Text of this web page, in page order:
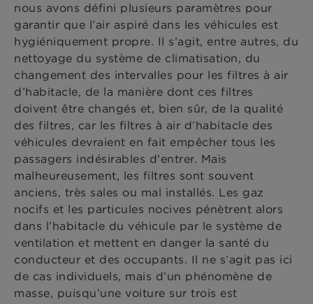
nous avons défini plusieurs paramètres pour
garantir que l’air aspiré dans les véhicules est
hygiéniquement propre. Il s’agit, entre autres, du
nettoyage du système de climatisation, du
changement des intervalles pour les filtres à air
d’habitacle, de la manière dont ces filtres
doivent être changés et, bien sûr, de la qualité
des filtres, car les filtres à air d’habitacle des
véhicules devraient en fait empêcher tous les
passagers indésirables d'entrer. Mais
malheureusement, les filtres sont souvent
anciens, très sales ou mal installés. Les gaz
nocifs et les particules nocives pénètrent alors
dans l’habitacle du véhicule par le système de
ventilation et mettent en danger la santé du
conducteur et des occupants. Il ne s’agit pas ici
de cas individuels, mais d’un phénomène de
masse, puisqu’une voiture sur trois est